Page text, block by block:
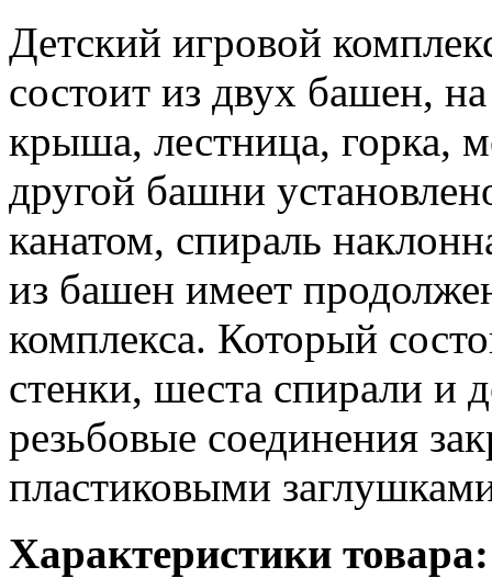
Детский игровой
состоит из двух башен,
крыша, лестница, горка,
другой башни
канатом, спираль
из башен имеет
комплекса. Который
стенки, шеста спирали и
резьбовые соединения
пластиковыми
Характеристики товара: